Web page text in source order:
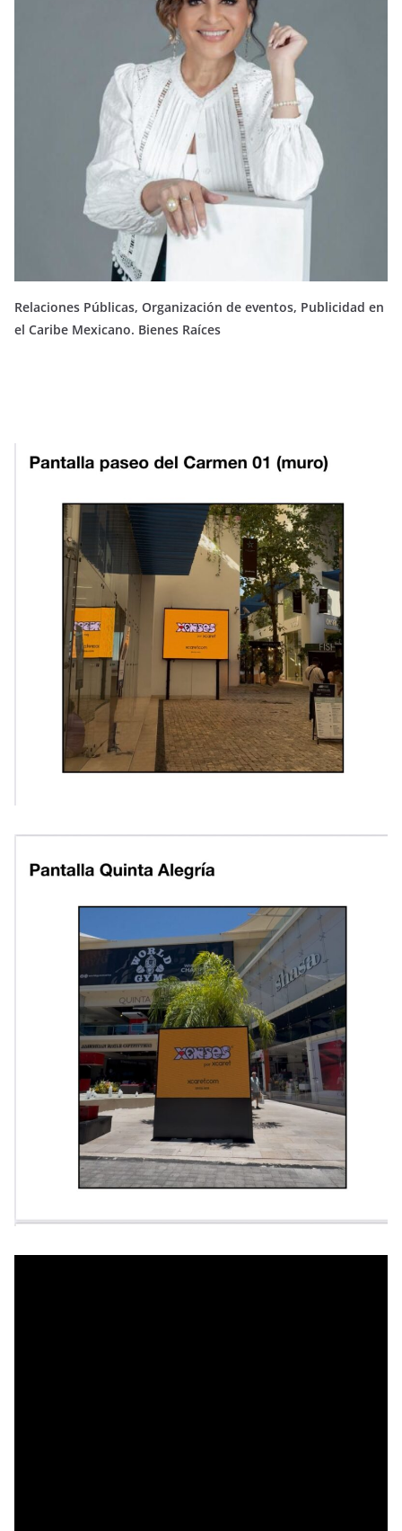
Relaciones Públicas, Organización de eventos, Publicidad en
el Caribe Mexicano. Bienes Raíces